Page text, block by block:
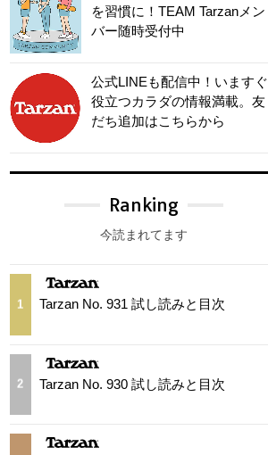
を習慣に！TEAM Tarzanメン
バー随時受付中
公式LINEも配信中！いますぐ
役立つカラダの情報満載。友
だち追加はこちらから
Ranking
今読まれてます
1 Tarzan No. 931 試し読みと目次
2 Tarzan No. 930 試し読みと目次